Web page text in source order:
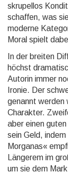
skrupel­los
schaf­fen, was
moderne
Moral spielt
In der breiten
höchst
Autorin immer
Ironie. Der
genannt werden
Charakter.
aber einen
sein Geld,
Morganas«
Länge­rem im
um sie dem